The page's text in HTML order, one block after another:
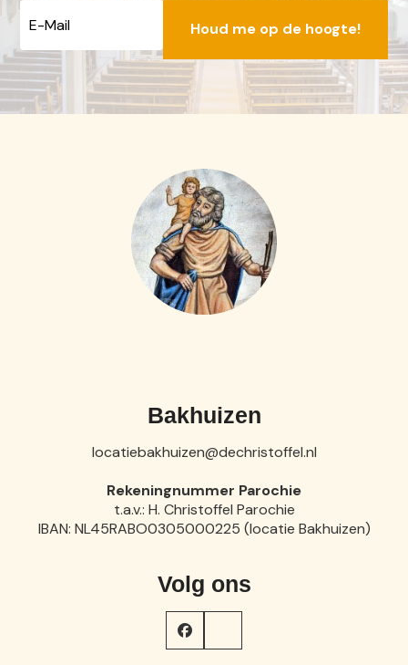
Bakhuizen
locatiebakhuizen@dechristoffel.nl
Rekeningnummer Parochie
t.a.v.: H. Christoffel Parochie
IBAN: NL45RABO0305000225 (locatie Bakhuizen)
Volg ons